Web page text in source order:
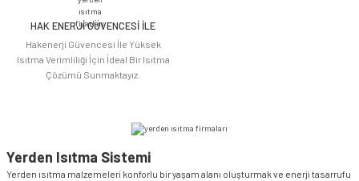
HAK ENERJİ GÜVENCESİ İLE
Hakenerji Güvencesi İle Yüksek
Isıtma Verimliliği İçin İdeal Bir Isıtma
Çözümü Sunmaktayız.
Yerden Isıtma Sistemi
Yerden ısıtma malzemeleri konforlu bir yaşam alanı oluşturmak ve enerji tasarrufu